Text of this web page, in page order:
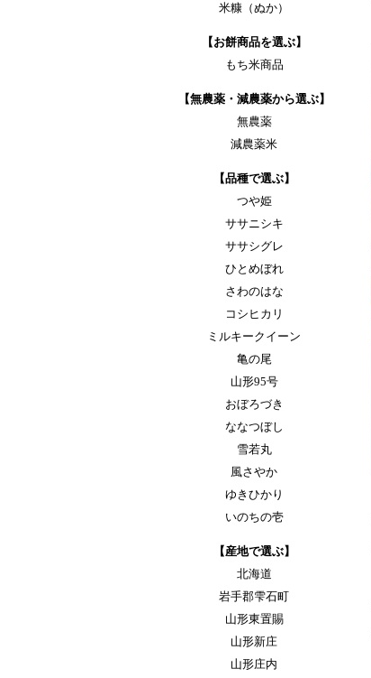
米糠（ぬか）
【お餅商品を選ぶ】
もち米商品
【無農薬・減農薬から選ぶ】
無農薬
減農薬米
【品種で選ぶ】
つや姫
ササニシキ
ササシグレ
ひとめぼれ
さわのはな
コシヒカリ
ミルキークイーン
亀の尾
山形95号
おぼろづき
ななつぼし
雪若丸
風さやか
ゆきひかり
いのちの壱
【産地で選ぶ】
北海道
岩手郡雫石町
山形東置賜
山形新庄
山形庄内